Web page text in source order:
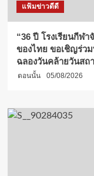
แฟ้มข่าวดีดี
“36 ปี โรงเรียนกีฬ
ของไทย ขอเชิญร่ว
ฉลองวันคล้ายวันสถ
ตอนนั้น 05/08/2026